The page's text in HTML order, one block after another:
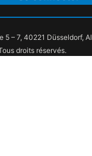
5 – 7, 40221 Düsseldorf,
droits réservés.